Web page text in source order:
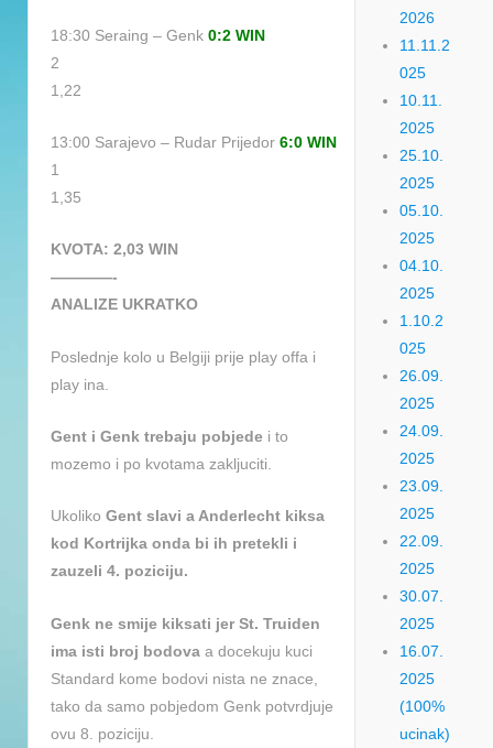
18:30 Seraing – Genk 0:2 WIN
2
1,22
13:00 Sarajevo – Rudar Prijedor 6:0 WIN
1
1,35
KVOTA: 2,03 WIN
————-
ANALIZE UKRATKO
Poslednje kolo u Belgiji prije play offa i
play ina.
Gent i Genk trebaju pobjede i to
mozemo i po kvotama zakljuciti.
Ukoliko Gent slavi a Anderlecht kiksa
kod Kortrijka onda bi ih pretekli i
zauzeli 4. poziciju.
Genk ne smije kiksati jer St. Truiden
ima isti broj bodova a docekuju kuci
Standard kome bodovi nista ne znace,
tako da samo pobjedom Genk potvrdjuje
ovu 8. poziciju.
2026
11.11.2
025
10.11.
2025
25.10.
2025
05.10.
2025
04.10.
2025
1.10.2
025
26.09.
2025
24.09.
2025
23.09.
2025
22.09.
2025
30.07.
2025
16.07.
2025
(100%
ucinak)